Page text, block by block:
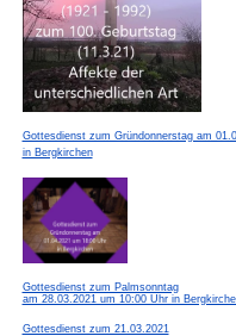
Gottesdienst zum Gründonnerstag am
in Bergkirchen
Gottesdienst zum Palmsonntag
am 28.03.2021 um 10:00 Uhr in
Gottesdienst zum 21.03.2021